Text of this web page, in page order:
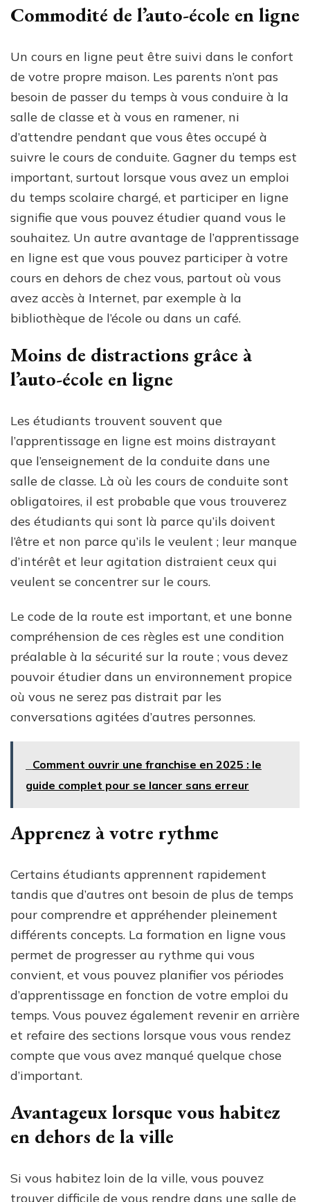
Commodité de l’auto-école en ligne
Un cours en ligne peut être suivi dans le confort
de votre propre maison. Les parents n’ont pas
besoin de passer du temps à vous conduire à la
salle de classe et à vous en ramener, ni
d’attendre pendant que vous êtes occupé à
suivre le cours de conduite. Gagner du temps est
important, surtout lorsque vous avez un emploi
du temps scolaire chargé, et participer en ligne
signifie que vous pouvez étudier quand vous le
souhaitez. Un autre avantage de l’apprentissage
en ligne est que vous pouvez participer à votre
cours en dehors de chez vous, partout où vous
avez accès à Internet, par exemple à la
bibliothèque de l’école ou dans un café.
Moins de distractions grâce à
l’auto-école en ligne
Les étudiants trouvent souvent que
l’apprentissage en ligne est moins distrayant
que l’enseignement de la conduite dans une
salle de classe. Là où les cours de conduite sont
obligatoires, il est probable que vous trouverez
des étudiants qui sont là parce qu’ils doivent
l’être et non parce qu’ils le veulent ; leur manque
d’intérêt et leur agitation distraient ceux qui
veulent se concentrer sur le cours.
Le code de la route est important, et une bonne
compréhension de ces règles est une condition
préalable à la sécurité sur la route ; vous devez
pouvoir étudier dans un environnement propice
où vous ne serez pas distrait par les
conversations agitées d’autres personnes.
Comment ouvrir une franchise en 2025 : le
guide complet pour se lancer sans erreur
Apprenez à votre rythme
Certains étudiants apprennent rapidement
tandis que d’autres ont besoin de plus de temps
pour comprendre et appréhender pleinement
différents concepts. La formation en ligne vous
permet de progresser au rythme qui vous
convient, et vous pouvez planifier vos périodes
d’apprentissage en fonction de votre emploi du
temps. Vous pouvez également revenir en arrière
et refaire des sections lorsque vous vous rendez
compte que vous avez manqué quelque chose
d’important.
Avantageux lorsque vous habitez
en dehors de la ville
Si vous habitez loin de la ville, vous pouvez
trouver difficile de vous rendre dans une salle de